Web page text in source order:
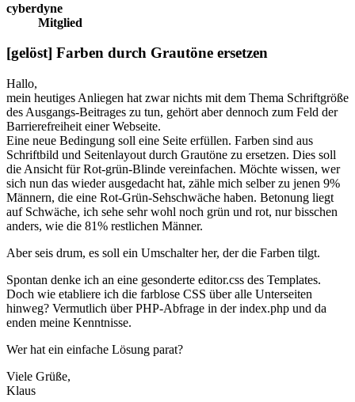
cyberdyne
Mitglied
[gelöst] Farben durch Grautöne ersetzen
Hallo,
mein heutiges Anliegen hat zwar nichts mit dem Thema Schriftgröße
des Ausgangs-Beitrages zu tun, gehört aber dennoch zum Feld der
Barrierefreiheit einer Webseite.
Eine neue Bedingung soll eine Seite erfüllen. Farben sind aus
Schriftbild und Seitenlayout durch Grautöne zu ersetzen. Dies soll
die Ansicht für Rot-grün-Blinde vereinfachen. Möchte wissen, wer
sich nun das wieder ausgedacht hat, zähle mich selber zu jenen 9%
Männern, die eine Rot-Grün-Sehschwäche haben. Betonung liegt
auf Schwäche, ich sehe sehr wohl noch grün und rot, nur bisschen
anders, wie die 81% restlichen Männer.
Aber seis drum, es soll ein Umschalter her, der die Farben tilgt.
Spontan denke ich an eine gesonderte editor.css des Templates.
Doch wie etabliere ich die farblose CSS über alle Unterseiten
hinweg? Vermutlich über PHP-Abfrage in der index.php und da
enden meine Kenntnisse.
Wer hat ein einfache Lösung parat?
Viele Grüße,
Klaus